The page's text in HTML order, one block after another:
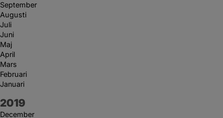
September
Augusti
Juli
Juni
Maj
April
Mars
Februari
Januari
År:
2019
December